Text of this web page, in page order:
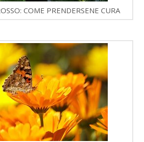
COME PRENDERSENE CURA